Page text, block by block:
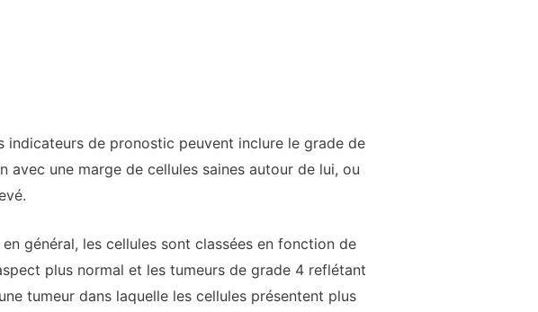
indicateurs de pronostic peuvent inclure le grade de
avec une marge de cellules saines autour de lui, ou
général, les cellules sont classées en fonction de
plus normal et les tumeurs de grade 4 reflétant
tumeur dans laquelle les cellules présentent plus